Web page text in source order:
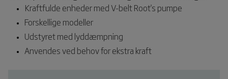
Kraftfulde enheder med V-belt Root's pumpe
Forskellige modeller
Udstyret med lyddæmpning
Anvendes ved behov for ekstra kraft